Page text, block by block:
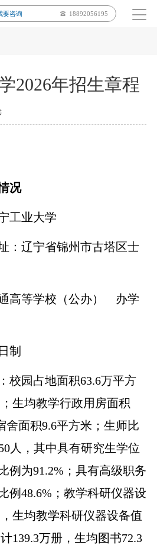
要咨询 18892056195
2026年招生章程
况
工业大学
：辽宁省锦州市古塔区士
高等学校（公办）
办学
制
校园占地面积63.6万平方
生均教学行政用房面积
舍面积9.6平方米；生师比
人，其中具有研究生学位
例为91.2%；具有高级职务
例48.6%；教学科研仪器设
生均教学科研仪器设备值
139.3万册，生均图书72.3